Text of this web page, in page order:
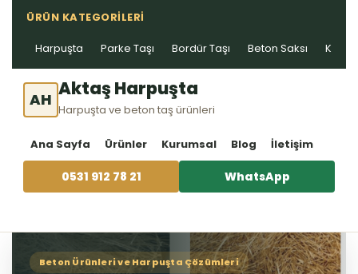
ÜRÜN KATEGORILERI
Harpuşta Parke Taşı Bordür Taşı Beton Saksı Kablo
AH Aktaş Harpuşta
Harpuşta ve beton taş ürünleri
Ana Sayfa Ürünler Kurumsal Blog İletişim
0531 912 78 21 WhatsApp